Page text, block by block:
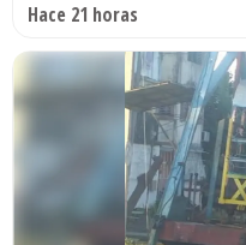
Hace 21 horas